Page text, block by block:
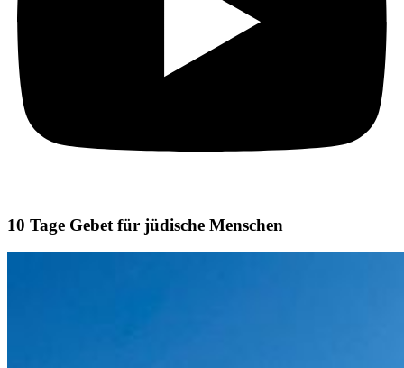
10 Tage Gebet für jüdische Menschen